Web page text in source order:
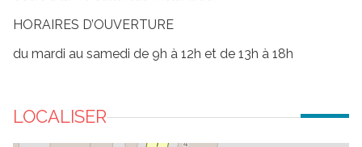
HORAIRES D’OUVERTURE
du mardi au samedi de 9h à 12h et de 13h à 18h
LOCALISER